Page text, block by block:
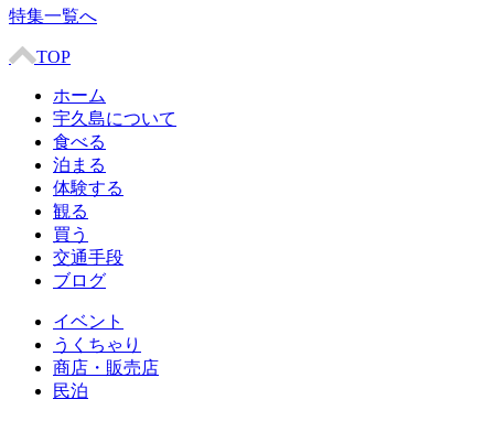
特集一覧へ
TOP
ホーム
宇久島について
食べる
泊まる
体験する
観る
買う
交通手段
ブログ
イベント
うくちゃり
商店・販売店
民泊